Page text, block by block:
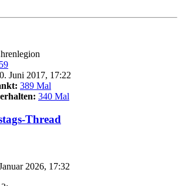
Juni 2017, 17:22
389 Mal
340 Mal
Thread
2026, 17:32